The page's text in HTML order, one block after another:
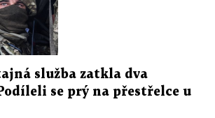
služba zatkla dva
se prý na přestřelce u